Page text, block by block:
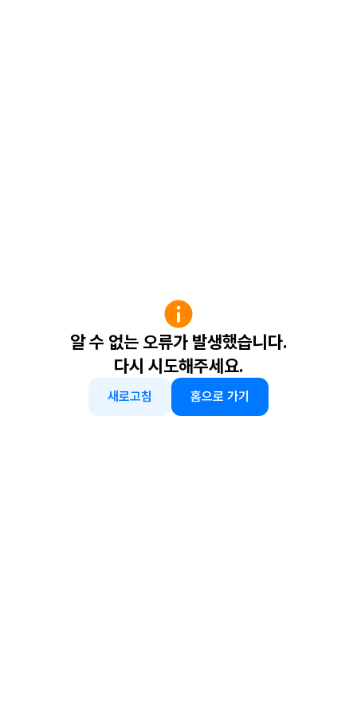
알 수 없는 오류가 발생했습니다.
다시 시도해주세요.
새로고침 홈으로 가기